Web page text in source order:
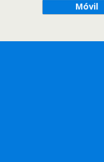
Móvil